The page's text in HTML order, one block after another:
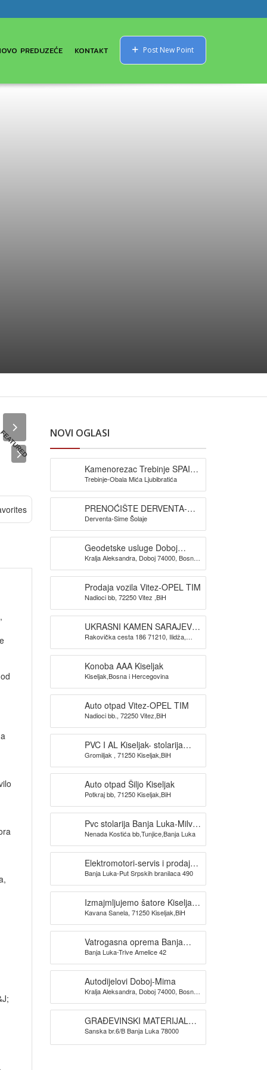
PREDUZEĆE KONTAKT Post New Point
NOVI OGLASI
Kamenorezac Trebinje SPAIĆ-
izrada spomenika
Trebinje-Obala Mića Ljubibratića
PRENOĆIŠTE DERVENTA-
Pansion Šljuka
Derventa-Sime Šolaje
Geodetske usluge Doboj
GEOKONIKA
Kralja Aleksandra, Doboj 74000, Bosna i
Prodaja vozila Vitez-OPEL TIM
Nadioci bb, 72250 Vitez ,BiH
UKRASNI KAMEN SARAJEVO-
KAMEN DIZAJN SARAJEVO
Rakovička cesta 186 71210, Ilidža,
Konoba AAA Kiseljak
Kiseljak,Bosna i Hercegovina
Auto otpad Vitez-OPEL TIM
Nadioci bb., 72250 Vitez,BiH
PVC I AL Kiseljak- stolarija
BAUPLAST
Gromiljak , 71250 Kiseljak,BiH
Auto otpad Šiljo Kiseljak
Potkraj bb, 71250 Kiseljak,BiH
Pvc stolarija Banja Luka-Milva
doo
Nenada Kostića bb,Tunjice,Banja Luka
Elektromotori-servis i prodaja
TRIDAK ELEKTRO
Banja Luka-Put Srpskih branilaca 490
Izmajmljujemo šatore Kiseljak-
KAVANA SANELA
Kavana Sanela, 71250 Kiseljak,BiH
Vatrogasna oprema Banja
Luka -SPAS doo
Banja Luka-Trive Amelice 42
Autodijelovi Doboj-Mima
Kralja Aleksandra, Doboj 74000, Bosna i
GRAĐEVINSKI MATERIJAL
BANJA LUKA TIM PROMET
DOO
Sanska br.6/B Banja Luka 78000